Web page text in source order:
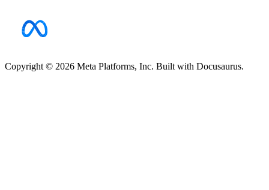
Copyright © 2026 Meta Platforms, Inc. Built with Docusaurus.